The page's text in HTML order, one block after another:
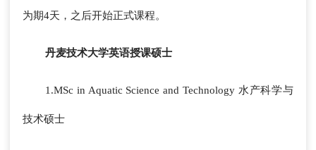
为期4天，之后开始正式课程。
丹麦技术大学英语授课硕士
1.MSc in Aquatic Science and Technology 水产科学与
技术硕士